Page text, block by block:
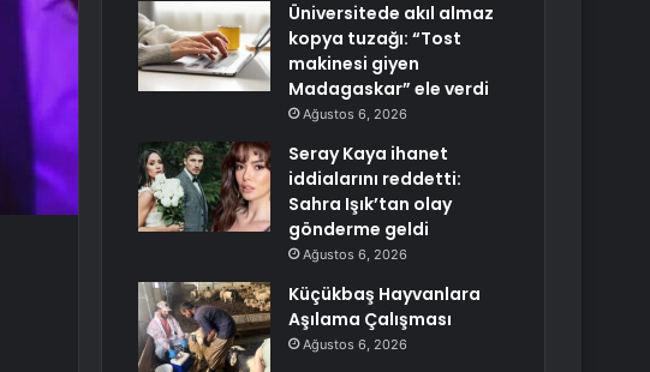
Üniversitede akıl almaz
kopya tuzağı: “Tost
makinesi giyen
Madagaskar” ele verdi
Ağustos 6, 2026
Seray Kaya ihanet
iddialarını reddetti:
Sahra Işık’tan olay
gönderme geldi
Ağustos 6, 2026
Küçükbaş Hayvanlara
Aşılama Çalışması
Ağustos 6, 2026